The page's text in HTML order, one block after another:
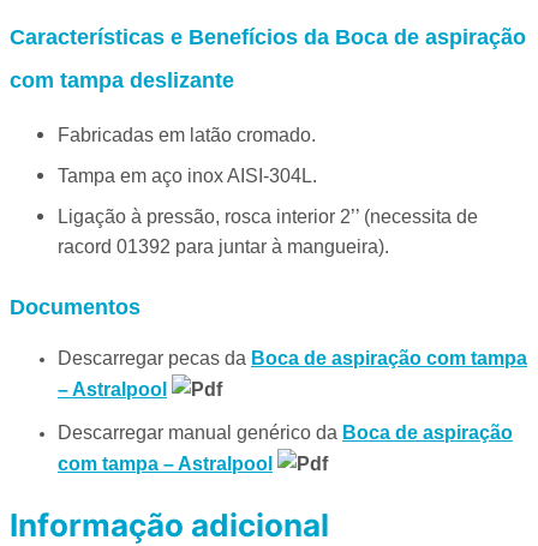
Características e Benefícios da Boca de aspiração
com tampa deslizante
Fabricadas em latão cromado.
Tampa em aço inox AISI-304L.
Ligação à pressão, rosca interior 2’’ (necessita de
racord 01392 para juntar à mangueira).
Documentos
Descarregar pecas da Boca de aspiração com tampa
– Astralpool
Descarregar manual genérico da Boca de aspiração
com tampa – Astralpool
Informação adicional